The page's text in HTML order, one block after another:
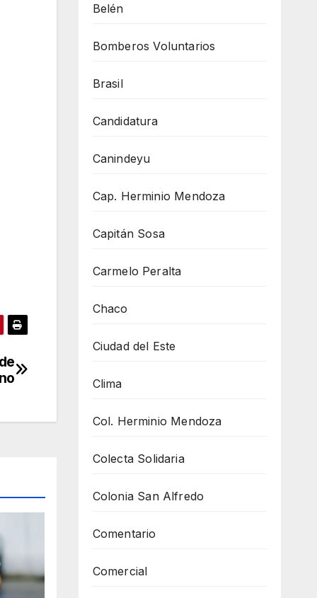
Belén
Bomberos Voluntarios
Brasil
Candidatura
Canindeyu
Cap. Herminio Mendoza
Capitán Sosa
Carmelo Peralta
Chaco
Ciudad del Este
Clima
Col. Herminio Mendoza
Colecta Solidaria
Colonia San Alfredo
Comentario
Comercial